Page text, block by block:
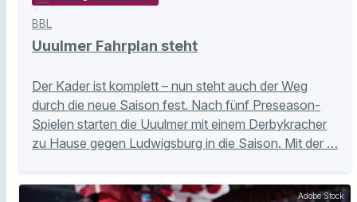
BBL
Uuulmer Fahrplan steht
Der Kader ist komplett – nun steht auch der Weg
durch die neue Saison fest. Nach fünf Preseason-
Spielen starten die Uuulmer mit einem Derbykracher
zu Hause gegen Ludwigsburg in die Saison. Mit der …
Adobe Stock